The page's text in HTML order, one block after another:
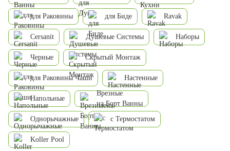
для Раковины для Биде Ravak
Cersanit Душевые Системы Наборы
Черные Скрытый Монтаж
для Раковины Чаши Настенные
Напольные
Врезные
на Борт Ванны
Однорычажные
с Термостатом
Koller Pool